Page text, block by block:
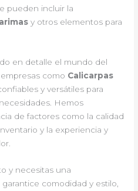
pueden incluir la
y otros elementos para
en detalle el mundo del
como Calicarpas
y versátiles para
Hemos
de factores como la calidad
y la experiencia y
y necesitas una
comodidad y estilo,